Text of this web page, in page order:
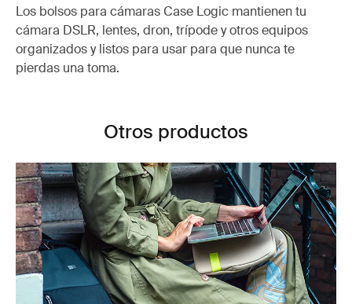
Los bolsos para cámaras Case Logic mantienen tu
cámara DSLR, lentes, dron, trípode y otros equipos
organizados y listos para usar para que nunca te
pierdas una toma.
Otros productos